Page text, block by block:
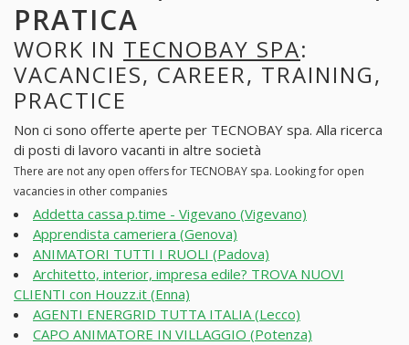
PRATICA
WORK IN TECNOBAY SPA:
VACANCIES, CAREER, TRAINING,
PRACTICE
Non ci sono offerte aperte per TECNOBAY spa. Alla ricerca
di posti di lavoro vacanti in altre società
There are not any open offers for TECNOBAY spa. Looking for open
vacancies in other companies
Addetta cassa p.time - Vigevano (Vigevano)
Apprendista cameriera (Genova)
ANIMATORI TUTTI I RUOLI (Padova)
Architetto, interior, impresa edile? TROVA NUOVI
CLIENTI con Houzz.it (Enna)
AGENTI ENERGRID TUTTA ITALIA (Lecco)
CAPO ANIMATORE IN VILLAGGIO (Potenza)